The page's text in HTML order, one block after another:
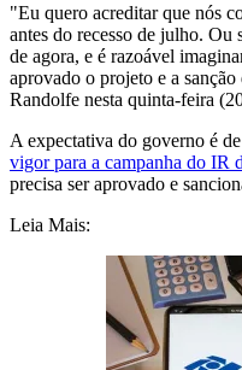
"Eu quero acreditar que nós
antes do recesso de julho. Ou
de agora, e é razoável
aprovado o projeto e a
Randolfe nesta quinta-feira
A expectativa do governo é
vigor para a campanha do IR
precisa ser aprovado e
Leia Mais: